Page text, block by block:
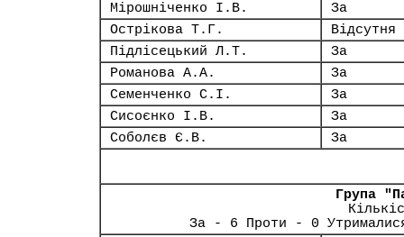
Мірошніченко І.В.
За
Острікова Т.Г.
Відсутня
Підлісецький Л.Т.
За
Романова А.А.
За
Семенченко С.І.
За
Сисоєнко І.В.
За
Соболєв Є.В.
За
Група
За - 6 Проти - 0